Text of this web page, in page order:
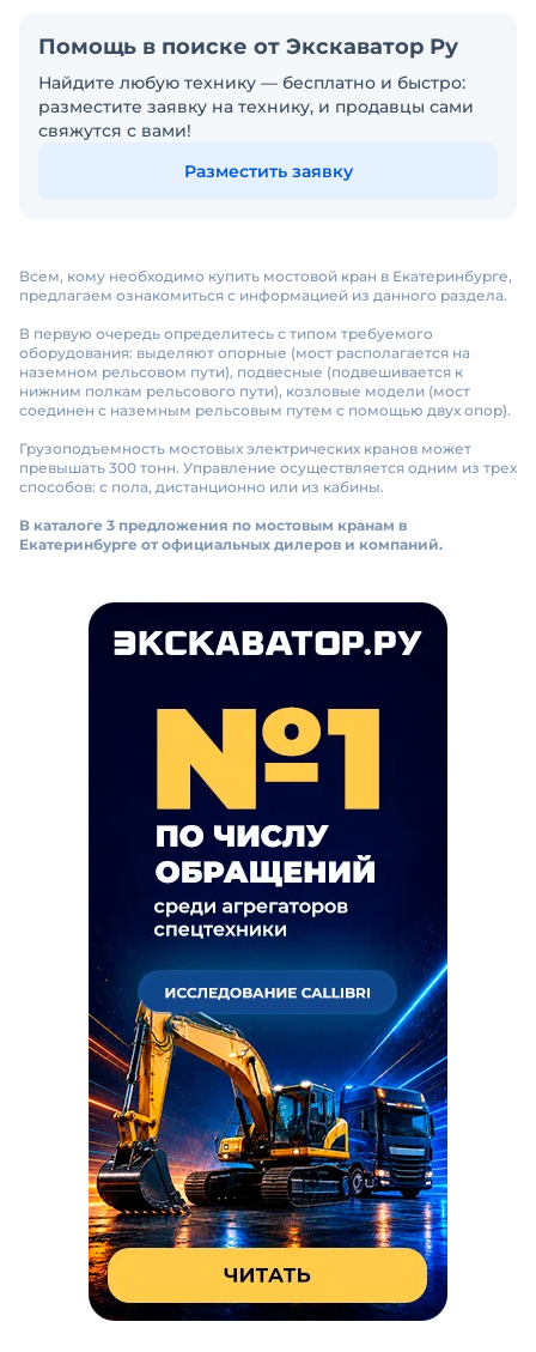
Помощь в поиске от Экскаватор Ру
Найдите любую технику — бесплатно и быстро:
разместите заявку на технику, и продавцы сами
свяжутся с вами!
Разместить заявку
Всем, кому необходимо купить мостовой кран в Екатеринбурге,
предлагаем ознакомиться с информацией из данного раздела.
В первую очередь определитесь с типом требуемого
оборудования: выделяют опорные (мост располагается на
наземном рельсовом пути), подвесные (подвешивается к
нижним полкам рельсового пути), козловые модели (мост
соединен с наземным рельсовым путем с помощью двух опор).
Грузоподъемность мостовых электрических кранов может
превышать 300 тонн. Управление осуществляется одним из трех
способов: с пола, дистанционно или из кабины.
В каталоге 3 предложения по мостовым кранам в
Екатеринбурге от официальных дилеров и компаний.